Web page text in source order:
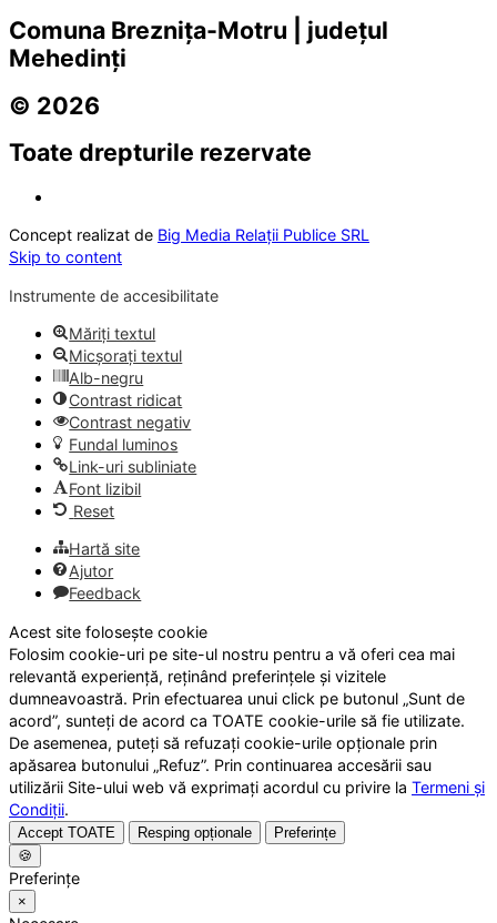
Comuna Breznița-Motru | județul
Mehedinți
© 2026
Toate drepturile rezervate
Concept realizat de Big Media Relații Publice SRL
Skip to content
Instrumente de accesibilitate
Măriți textul
Micșorați textul
Alb-negru
Contrast ridicat
Contrast negativ
Fundal luminos
Link-uri subliniate
Font lizibil
Reset
Hartă site
Ajutor
Feedback
Acest site folosește cookie
Folosim cookie-uri pe site-ul nostru pentru a vă oferi cea mai
relevantă experiență, reținând preferințele și vizitele
dumneavoastră. Prin efectuarea unui click pe butonul „Sunt de
acord”, sunteți de acord ca TOATE cookie-urile să fie utilizate.
De asemenea, puteți să refuzați cookie-urile opționale prin
apăsarea butonului „Refuz”. Prin continuarea accesării sau
utilizării Site-ului web vă exprimați acordul cu privire la Termeni și
Condiții.
Accept TOATE Resping opționale
Preferințe
🍪
Preferințe
×